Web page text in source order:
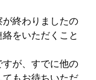
終わりましたの
をいただくこと
が、すでに他の
もお待ちいただ